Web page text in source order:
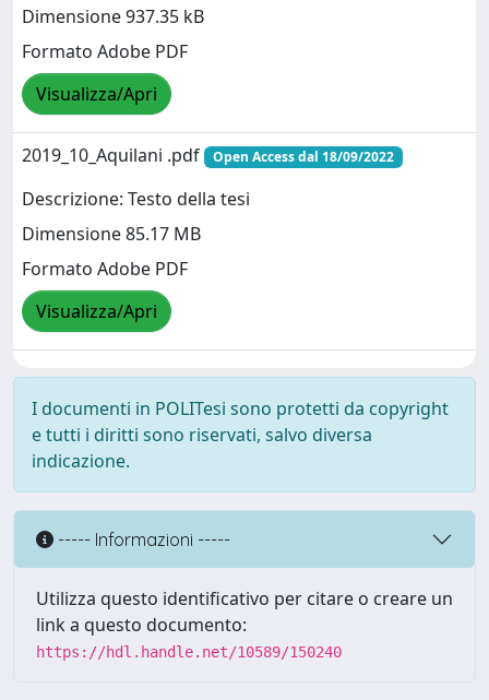
Dimensione 937.35 kB
Formato Adobe PDF
Visualizza/Apri
2019_10_Aquilani .pdf Open Access dal 18/09/2022
Descrizione: Testo della tesi
Dimensione 85.17 MB
Formato Adobe PDF
Visualizza/Apri
I documenti in POLITesi sono protetti da copyright
e tutti i diritti sono riservati, salvo diversa
indicazione.
----- Informazioni -----
Utilizza questo identificativo per citare o creare un
link a questo documento:
https://hdl.handle.net/10589/150240